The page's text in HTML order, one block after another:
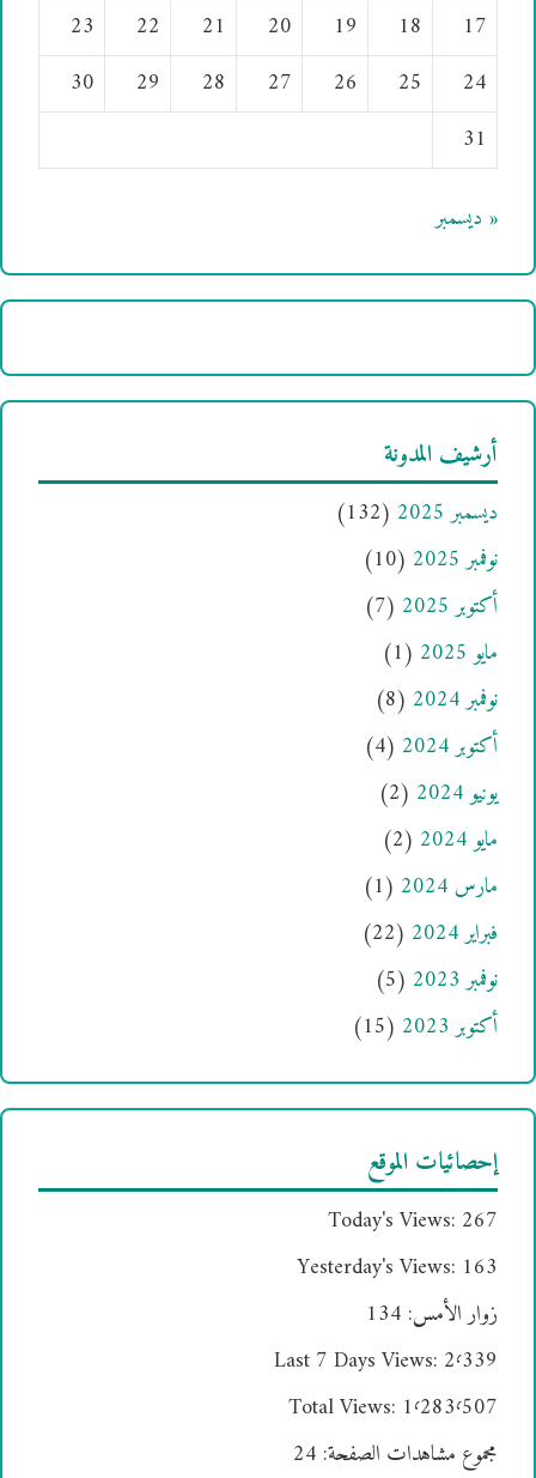
17
18
19
20
21
22
23
24
25
26
27
28
29
30
31
« ديسمبر
أرشيف المدونة
ديسمبر 2025
(132)
نوفمبر 2025
(10)
أكتوبر 2025
(7)
مايو 2025
(1)
نوفمبر 2024
(8)
أكتوبر 2024
(4)
يونيو 2024
(2)
مايو 2024
(2)
مارس 2024
(1)
فبراير 2024
(22)
نوفمبر 2023
(5)
أكتوبر 2023
(15)
إحصائيات الموقع
Today's Views: 267
Yesterday's Views: 163
زوار الأمس: 134
Last 7 Days Views: 2٬339
Total Views: 1٬283٬507
مجموع مشاهدات الصفحة: 24